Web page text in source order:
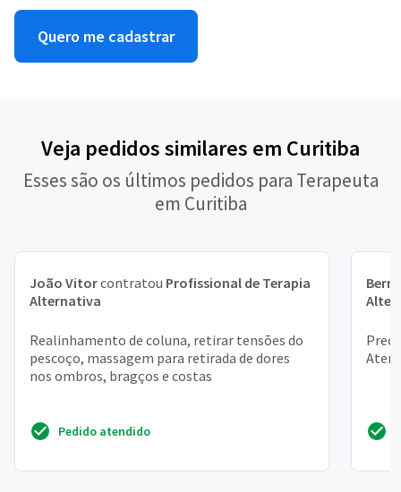
Quero me cadastrar
Veja pedidos similares em Curitiba
Esses são os últimos pedidos para Terapeuta
em Curitiba
João Vitorcontratou Profissional de Terapia
Alternativa
Realinhamento de coluna, retirar tensões do
pescoço, massagem para retirada de dores
nos ombros, bragços e costas
Pedido atendido